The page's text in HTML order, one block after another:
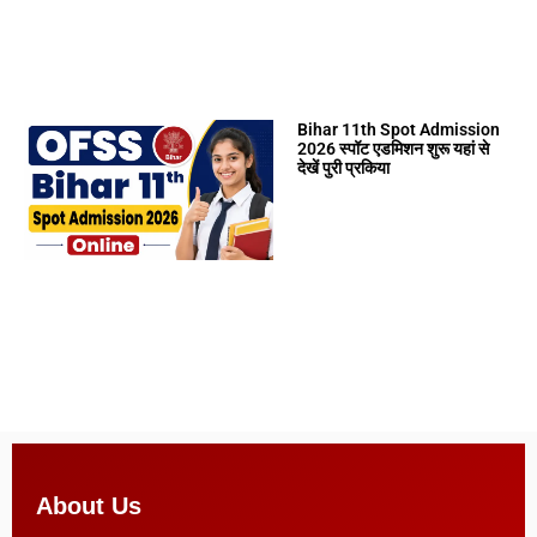
Bihar 11th Spot Admission
2026 स्पॉट एडमिशन शुरू यहां से
देखें पुरी प्रकिया
About Us